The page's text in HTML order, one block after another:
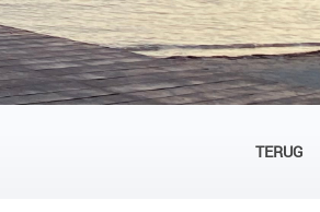
TERUG